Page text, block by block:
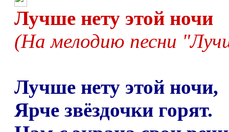
Лучше нету этой ночи
(На мелодию песни
Лучше нету этой ночи,
Ярче звёздочки горят.